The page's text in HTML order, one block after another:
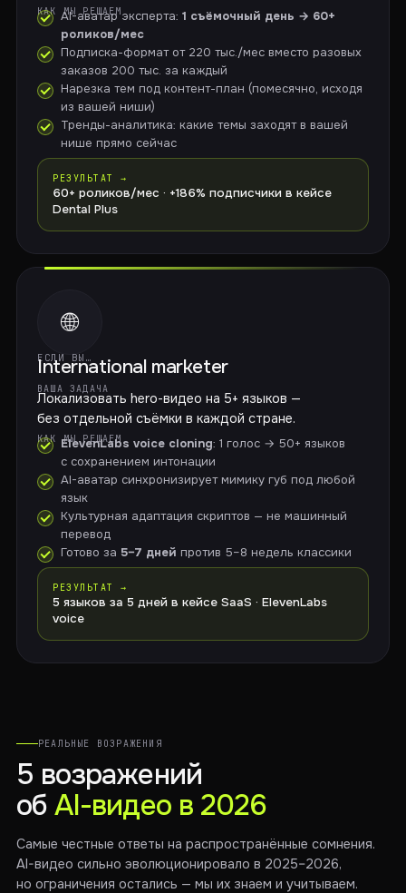
КАК МЫ РЕШАЕМ
AI-аватар эксперта: 1 съёмочный день → 60+
роликов/мес
Подписка-формат от 220 тыс./мес вместо разовых
заказов 200 тыс. за каждый
Нарезка тем под контент-план (помесячно, исходя
из вашей ниши)
Тренды-аналитика: какие темы заходят в вашей
нише прямо сейчас
РЕЗУЛЬТАТ →
60+ роликов/мес · +186% подписчики в кейсе
Dental Plus
🌐
ЕСЛИ ВЫ…
International marketer
ВАША ЗАДАЧА
Локализовать hero-видео на 5+ языков —
без отдельной съёмки в каждой стране.
КАК МЫ РЕШАЕМ
ElevenLabs voice cloning: 1 голос → 50+ языков
с сохранением интонации
AI-аватар синхронизирует мимику губ под любой
язык
Культурная адаптация скриптов — не машинный
перевод
Готово за 5–7 дней против 5–8 недель классики
РЕЗУЛЬТАТ →
5 языков за 5 дней в кейсе SaaS · ElevenLabs
voice
РЕАЛЬНЫЕ ВОЗРАЖЕНИЯ
5 возражений
обAI-видео в 2026
Самые честные ответы на распространённые сомнения.
AI-видео сильно эволюционировало в 2025–2026,
но ограничения остались — мы их знаем и учитываем.